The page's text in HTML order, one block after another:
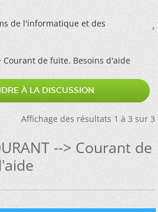
de l'informatique et des
Courant de fuite. Besoins d'aide
À LA DISCUSSION
Affichage des résultats 1 à 3 sur 3
--> Courant de